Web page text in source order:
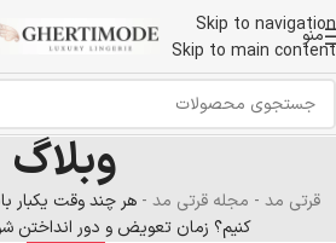
Skip to navigation
Skip to main content
منو
وبلاگ
قرتی مد - مجله قرتی مد - هر چند وقت یکبار
کنیم؟ زمان تعویض و دور انداختن